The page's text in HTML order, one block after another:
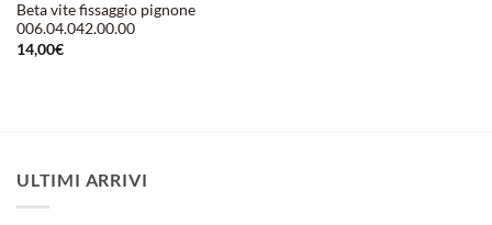
Beta vite fissaggio pignone
006.04.042.00.00
14,00€
ULTIMI ARRIVI